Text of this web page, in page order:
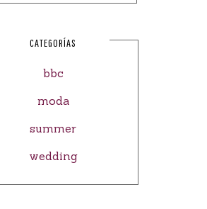
CATEGORÍAS
bbc
moda
summer
wedding